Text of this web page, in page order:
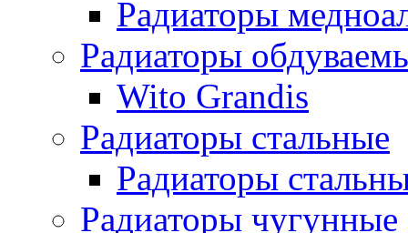
Радиаторы
Радиаторы
Wito Grandis
Радиаторы стальные
Радиаторы
Радиаторы чугунные